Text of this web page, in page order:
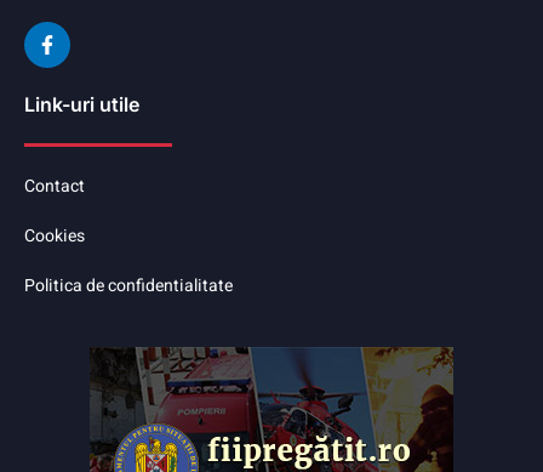
Link-uri utile
Contact
Cookies
Politica de confidentialitate